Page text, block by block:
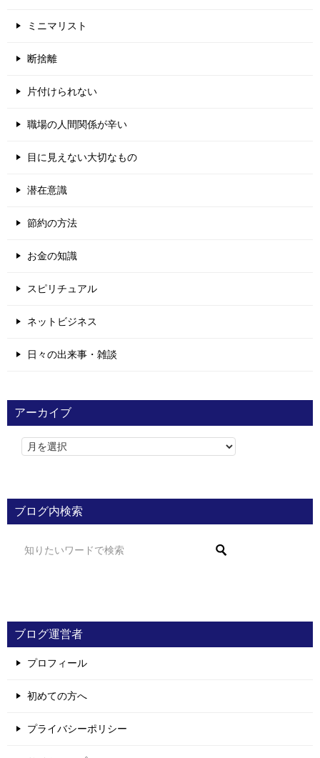
ミニマリスト
断捨離
片付けられない
職場の人間関係が辛い
目に見えない大切なもの
潜在意識
節約の方法
お金の知識
スピリチュアル
ネットビジネス
日々の出来事・雑談
アーカイブ
ブログ内検索
ブログ運営者
プロフィール
初めての方へ
プライバシーポリシー